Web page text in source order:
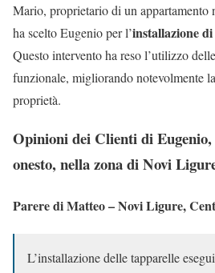
Mario, proprietario di un
ha scelto Eugenio per l’installazione
Questo intervento ha reso l’utilizzo
funzionale, migliorando notevolmente
proprietà.
Opinioni dei Clienti di
onesto, nella zona di Novi
Parere di Matteo – Novi Ligure,
L’installazione delle tapparelle